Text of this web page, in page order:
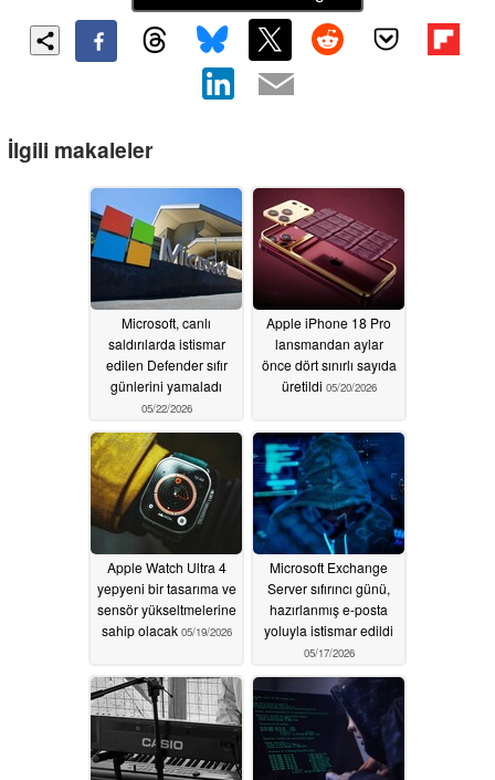
İlgili makaleler
Microsoft, canlı
saldırılarda istismar
edilen Defender sıfır
günlerini yamaladı
05/22/2026
Apple iPhone 18 Pro
lansmandan aylar
önce dört sınırlı sayıda
üretildi 05/20/2026
Apple Watch Ultra 4
yepyeni bir tasarıma ve
sensör yükseltmelerine
sahip olacak 05/19/2026
Microsoft Exchange
Server sıfırıncı günü,
hazırlanmış e-posta
yoluyla istismar edildi
05/17/2026